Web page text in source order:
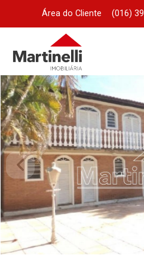
Área do Cliente (016)